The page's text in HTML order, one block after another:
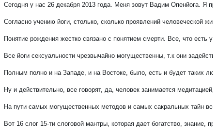
Сегодня у нас 26 декабря 2013 года. Меня зовут Вадим Опенйога. Я
Согласно учению йоги, столько, сколько проявлений человеческой
Понятие рождения жестко связано с понятием смерти. Все, что есть
Все йоги сексуальности чрезвычайно могущественны, т.к они
Полным полно и на Западе, и на Востоке, было, есть и будет таких
Ну и действительно, все говорят, да, человек занимается
На пути самых могущественных методов и самых сакральных тайн
Вот 16 слог 15-ти слоговой мантры, которая дает богатство,